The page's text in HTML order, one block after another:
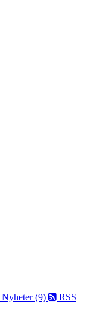
Nyheter (9) RSS